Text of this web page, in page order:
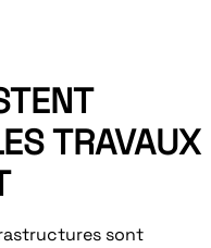
TRAVAUX
sont